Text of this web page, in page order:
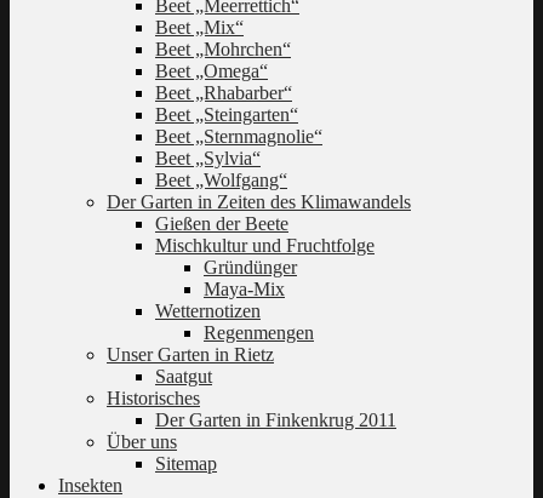
Beet „Meerrettich“
Beet „Mix“
Beet „Mohrchen“
Beet „Omega“
Beet „Rhabarber“
Beet „Steingarten“
Beet „Sternmagnolie“
Beet „Sylvia“
Beet „Wolfgang“
Der Garten in Zeiten des Klimawandels
Gießen der Beete
Mischkultur und Fruchtfolge
Gründünger
Maya-Mix
Wetternotizen
Regenmengen
Unser Garten in Rietz
Saatgut
Historisches
Der Garten in Finkenkrug 2011
Über uns
Sitemap
Insekten